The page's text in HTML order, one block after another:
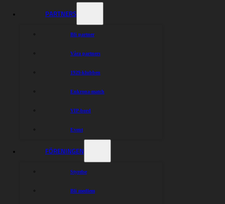
PARTNERS
Bli partner
Våra partners
1929-klubben
Enkrona-match
VIP-bord
Event
FÖRENINGEN
Styrelse
Bli medlem
Szymon Wozniak
Jason Doyle
Johannes Stark
Dela nyheten: